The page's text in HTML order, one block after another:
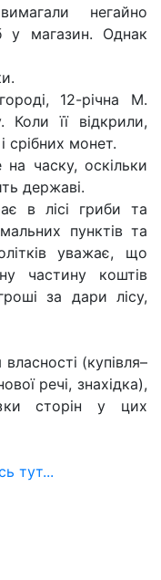
негайно
у магазин. Однак
12-річна М.
Коли її відкрили,
срібних монет.
часку, оскільки
державі.
в лісі гриби та
пунктів та
уважає, що
частину коштів
за дари лісу,
(купівля–
речі, знахідка),
сторін у цих
тут...